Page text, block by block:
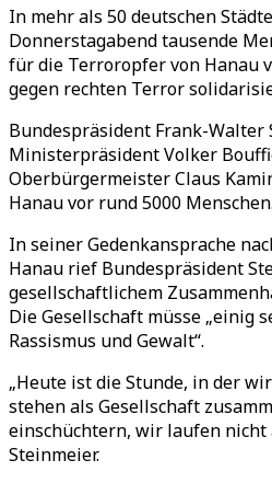
In mehr als 50 deutschen
Donnerstagabend tausende
für die Terroropfer von Hanau
gegen rechten Terror
Bundespräsident Frank-Walter
Ministerpräsident Volker
Oberbürgermeister Claus
Hanau vor rund 5000 Menschen.
In seiner Gedenkansprache
Hanau rief Bundespräsident
gesellschaftlichem
Die Gesellschaft müsse „einig
Rassismus und Gewalt“.
„Heute ist die Stunde, in der
stehen als Gesellschaft
einschüchtern, wir laufen nicht
Steinmeier.